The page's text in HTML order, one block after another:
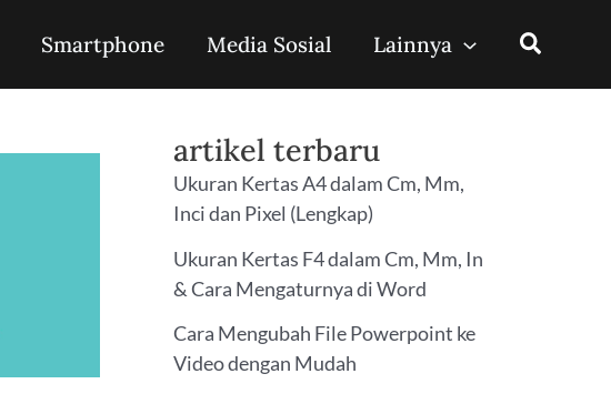
Smartphone Media Sosial Lainnya
artikel terbaru
Ukuran Kertas A4 dalam Cm, Mm,
Inci dan Pixel (Lengkap)
Ukuran Kertas F4 dalam Cm, Mm, In
& Cara Mengaturnya di Word
Cara Mengubah File Powerpoint ke
Video dengan Mudah